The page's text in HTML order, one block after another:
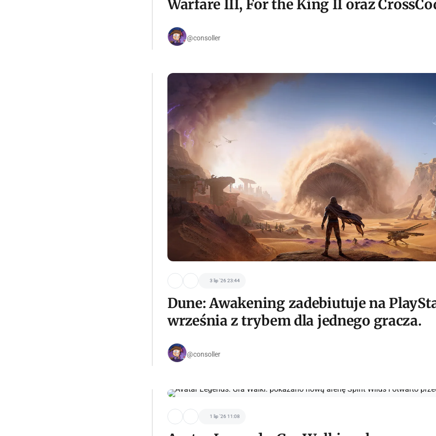
Warfare III, For the King II oraz
@consoller
3 lip '26 23:44
Dune: Awakening zadebiutuje na
września z trybem dla jednego gracza.
@consoller
1 lip '26 11:08